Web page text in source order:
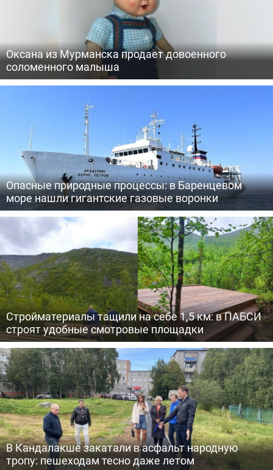
Оксана из Мурманска продает довоенного
соломенного малыша
Опасные природные процессы: в Баренцевом
море нашли гигантские газовые воронки
Стройматериалы тащили на себе 1,5 км: в ПАБСИ
строят удобные смотровые площадки
В Кандалакше закатали в асфальт народную
тропу: пешеходам тесно даже летом